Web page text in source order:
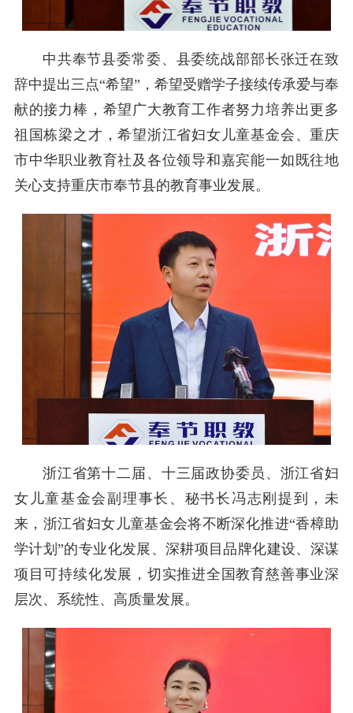
中共奉节县委常委、县委统战部部长张迁在致
辞中提出三点“希望”，希望受赠学子接续传承爱与奉
献的接力棒，希望广大教育工作者努力培养出更多
祖国栋梁之才，希望浙江省妇女儿童基金会、重庆
市中华职业教育社及各位领导和嘉宾能一如既往地
关心支持重庆市奉节县的教育事业发展。
浙江省第十二届、十三届政协委员、浙江省妇
女儿童基金会副理事长、秘书长冯志刚提到，未
来，浙江省妇女儿童基金会将不断深化推进“香樟助
学计划”的专业化发展、深耕项目品牌化建设、深谋
项目可持续化发展，切实推进全国教育慈善事业深
层次、系统性、高质量发展。